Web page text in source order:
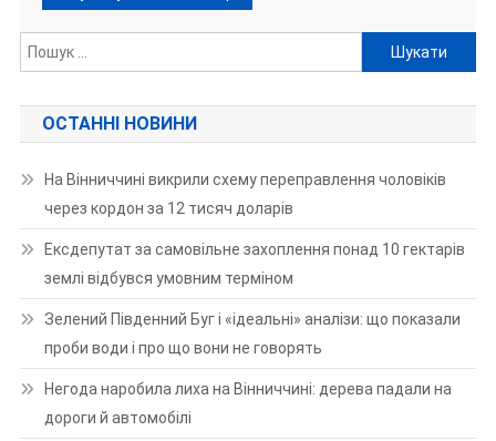
Пошук:
ОСТАННІ НОВИНИ
На Вінниччині викрили схему переправлення чоловіків
через кордон за 12 тисяч доларів
Ексдепутат за самовільне захоплення понад 10 гектарів
землі відбувся умовним терміном
Зелений Південний Буг і «ідеальні» аналізи: що показали
проби води і про що вони не говорять
Негода наробила лиха на Вінниччині: дерева падали на
дороги й автомобілі